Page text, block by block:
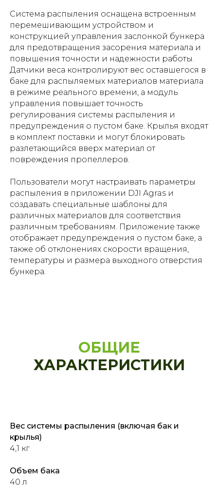
Система распыления оснащена встроенным
перемешивающим устройством и
конструкцией управления заслонкой бункера
для предотвращения засорения материала и
повышения точности и надежности работы.
Датчики веса контролируют вес оставшегося в
баке для распыляемых материалов материала
в режиме реального времени, а модуль
управления повышает точность
регулирования системы распыления и
предупреждения о пустом баке. Крылья входят
в комплект поставки и могут блокировать
разлетающийся вверх материал от
повреждения пропеллеров.
Пользователи могут настраивать параметры
распыления в приложении DJI Agras и
создавать специальные шаблоны для
различных материалов для соответствия
различным требованиям. Приложение также
отображает предупреждения о пустом баке, а
также об отклонениях скорости вращения,
температуры и размера выходного отверстия
бункера.
ОБЩИЕ
ХАРАКТЕРИСТИКИ
Вес системы распыления (включая бак и
крылья)
4,1 кг
Объем бака
40 л